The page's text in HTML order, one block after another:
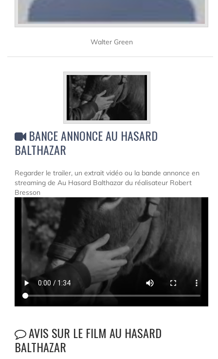
Walter Green
BANCE ANNONCE AU HASARD
BALTHAZAR
Regarder le trailer, un extrait vidéo ou la bande annonce en
streaming de Au Hasard Balthazar du réalisateur Robert
Bresson
AVIS SUR LE FILM AU HASARD
BALTHAZAR